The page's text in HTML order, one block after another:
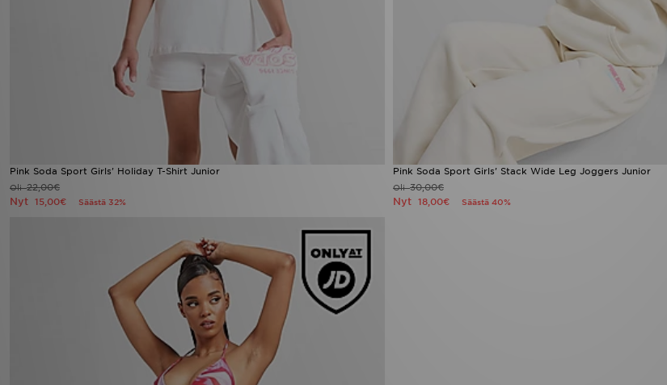
Pink Soda Sport Girls' Holiday T-Shirt Junior
Oli22,00€
Nyt 15,00€ Säästä 32%
Pink Soda Sport Girls' Stack Wide Leg Joggers Junior
Oli30,00€
Nyt 18,00€ Säästä 40%